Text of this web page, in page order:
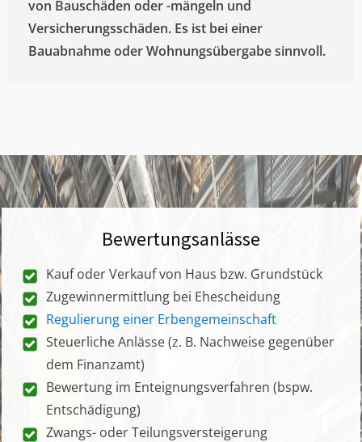
von Bauschäden oder -mängeln und
Versicherungsschäden. Es ist bei einer
Bauabnahme oder Wohnungsübergabe sinnvoll.
Bewertungsanlässe
Kauf oder Verkauf von Haus bzw. Grundstück
Zugewinnermittlung bei Ehescheidung
Regulierung einer Erbengemeinschaft
Steuerliche Anlässe (z. B. Nachweise gegenüber
dem Finanzamt)
Bewertung im Enteignungsverfahren (bspw.
Entschädigung)
Zwangs- oder Teilungsversteigerung